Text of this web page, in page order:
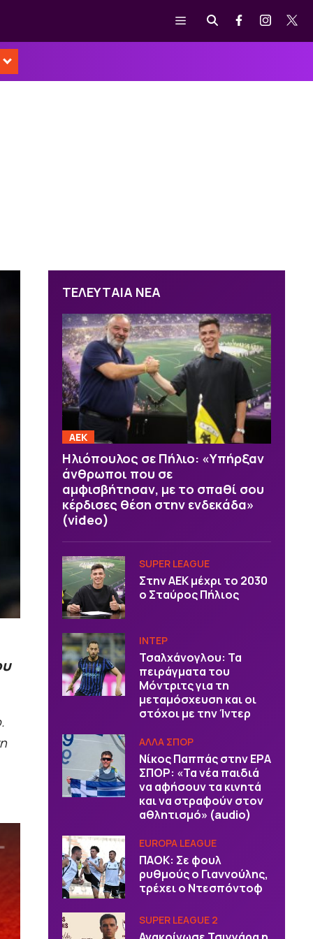
Μενού
ΤΕΛΕΥΤΑΙΑ ΝΕΑ
ΑΕΚ
Ηλιόπουλος σε Πήλιο: «Υπήρξαν
άνθρωποι που σε
αμφισβήτησαν, με το σπαθί σου
κέρδισες θέση στην ενδεκάδα»
(video)
SUPER LEAGUE
Στην AEK μέχρι το 2030
ο Σταύρος Πήλιος
ΙΝΤΕΡ
Τσαλχάνογλου: Τα
πειράγματα του
Μόντριτς για τη
μεταμόσχευση και οι
στόχοι με την Ίντερ
ΑΛΛΑ ΣΠΟΡ
Νίκος Παππάς στην ΕΡΑ
ΣΠΟΡ: «Τα νέα παιδιά
να αφήσουν τα κινητά
και να στραφούν στον
αθλητισμό» (audio)
EUROPA LEAGUE
ΠΑΟΚ: Σε φουλ
ρυθμούς ο Γιαννούλης,
τρέχει ο Ντεσπόντοφ
SUPER LEAGUE 2